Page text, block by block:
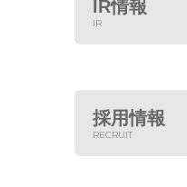
IR情報
IR
採用情報
RECRUIT